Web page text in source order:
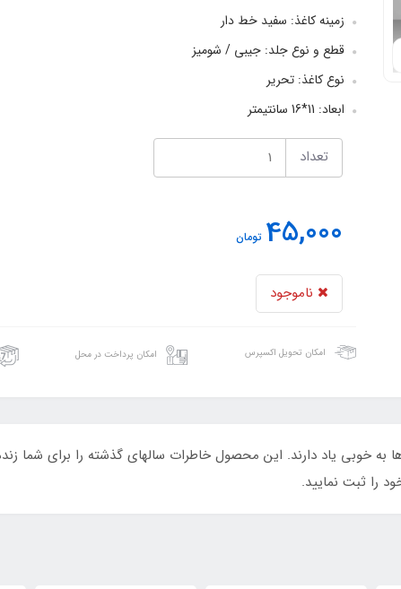
زمینه کاغذ: سفید خط دار
قطع و نوع جلد: جیبی / شومیز
نوع کاغذ: تحریر
ابعاد: 11*16 سانتیمتر
تعداد
45,000 تومان
ناموجود
امکان تحویل اکسپرس امکان پرداخت در محل
به خوبی یاد دارند. این محصول خاطرات سالهای گذشته را برای شما
را ثبت نمایید.